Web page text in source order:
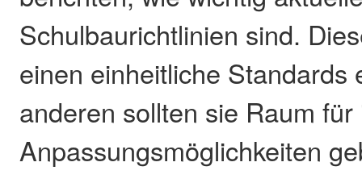
Schulbaurichtlinien sind.
einen einheitliche Standards
anderen sollten sie Raum
Anpassungsmöglichkeiten